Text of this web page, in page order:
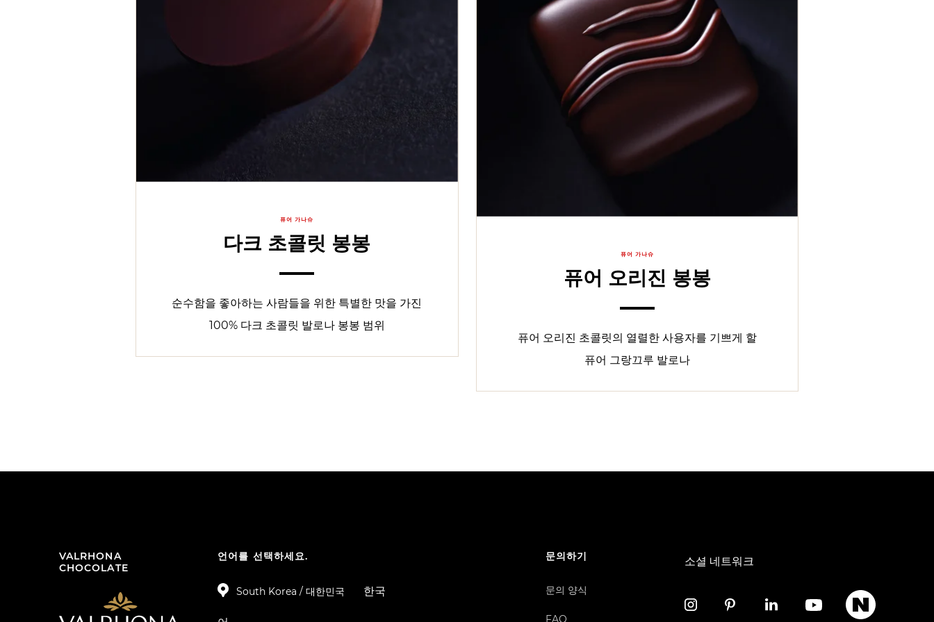
퓨어 가나슈
다크 초콜릿 봉봉
순수함을 좋아하는 사람들을 위한 특별한 맛을 가진
100% 다크 초콜릿 발로나 봉봉 범위
퓨어 가나슈
퓨어 오리진 봉봉
퓨어 오리진 초콜릿의 열렬한 사용자를 기쁘게 할
퓨어 그랑끄루 발로나
VALRHONA
CHOCOLATE
언어를 선택하세요.
South Korea / 대한민국 한국
문의하기
문의 양식
FAQ
소셜 네트워크